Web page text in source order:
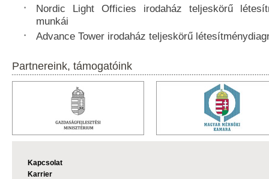
Nordic Light Officies irodaház teljeskörű
munkái
Advance Tower irodaház teljeskörű
Partnereink, támogatóink
Kapcsolat
Karrier